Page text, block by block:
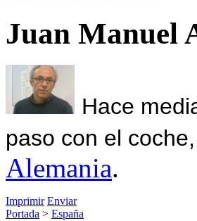
Juan Manuel
Hace
paso con el
Alemania.
Imprimir Enviar
Portada > España